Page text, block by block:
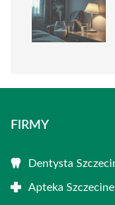
FIRMY
Dentysta
Apteka